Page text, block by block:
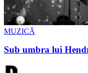
MUZICĂ
Sub umbra lui